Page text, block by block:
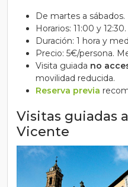
De martes a sábados.
Horarios: 11:00 y 12:30.
Duración: 1 hora y
Precio: 5€/persona.
Visita guiada no
movilidad reducida.
Reserva previa
Visitas guiadas
Vicente